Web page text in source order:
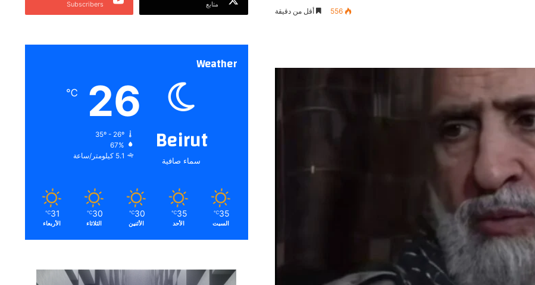
556 أقل من دقيقة
متابع Subscribers
Weather
Beirut
سماء صافية
26
℃
35º - 26º
67%
5.1 كيلومتر/ساعة
35
℃
السبت
35
℃
الأحد
30
℃
الأثنين
30
℃
الثلاثاء
31
℃
الأربعاء